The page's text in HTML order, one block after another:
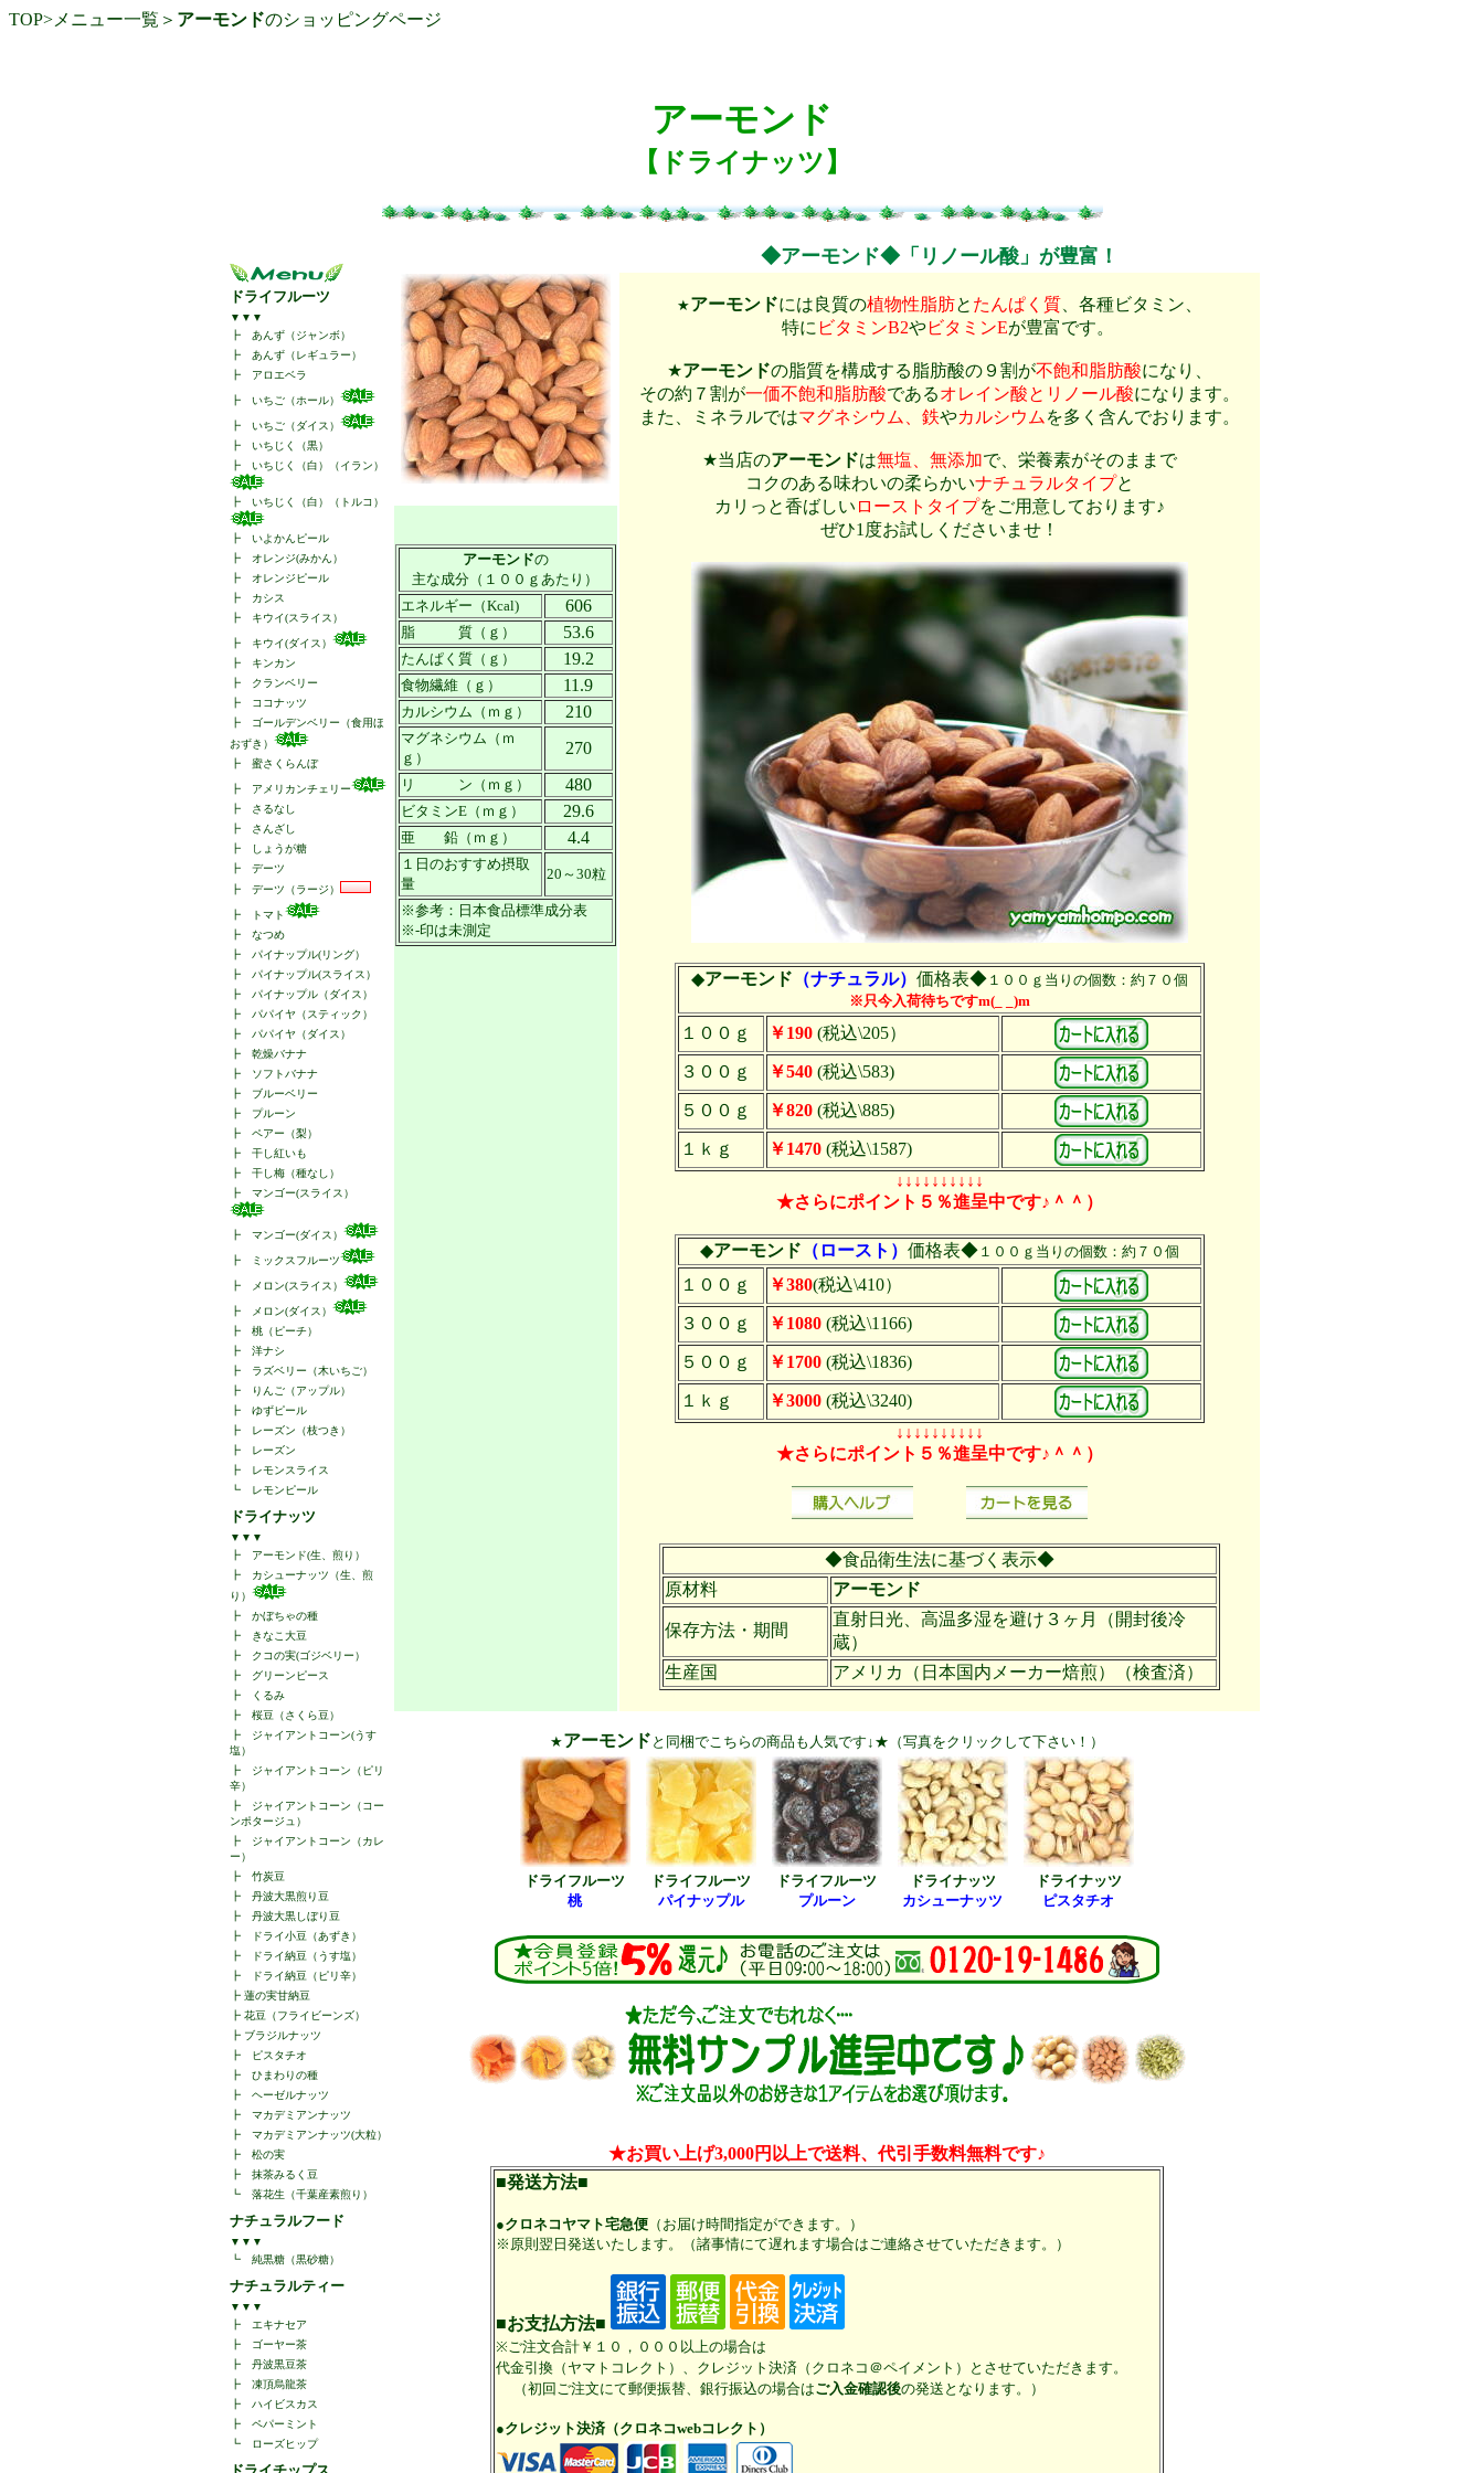
TOP> メニュー一覧 ＞ アーモンドのショッピングページ
アーモンド
【ドライナッツ】
ドライフルーツ
▼▼▼
┣
あんず（ジャンボ）
┣
あんず（レギュラー）
┣
アロエベラ
┣ いちご（ホール）
┣ いちご（ダイス）
┣ いちじく（黒）
┣ いちじく（白）（イラン）
┣ いちじく（白）（トルコ）
┣ いよかんピール
┣
オレンジ(みかん）
┣
オレンジピール
┣
カシス
┣
キウイ(スライス）
┣
キウイ(ダイス）
┣
キンカン
┣
クランベリー
┣
ココナッツ
┣
ゴールデンベリー（食用ほ
おずき）
┣ 蜜さくらんぼ
┣
アメリカンチェリー
┣
さるなし
┣
さんざし
┣
しょうが糖
┣ デーツ
┣ デーツ（ラージ）
┣
トマト
┣ なつめ
┣
パイナップル(リング）
┣
パイナップル(スライス）
┣
パイナップル（ダイス）
┣
パパイヤ（スティック）
┣
パパイヤ（ダイス）
┣ 乾燥バナナ
┣
ソフトバナナ
┣
ブルーベリー
┣
プルーン
┣ ペアー（梨）
┣ 干し紅いも
┣ 干し梅（種なし）
┣ マンゴー(スライス）
┣ マンゴー(ダイス）
┣ ミックスフルーツ
┣ メロン(スライス）
┣
メロン(ダイス）
┣ 桃（ピーチ）
┣ 洋ナシ
┣
ラズベリー（木いちご）
┣
りんご（アップル）
┣ ゆずピール
┣
レーズン（枝つき）
┣
レーズン
┣
レモンスライス
┗
レモンピール
ドライナッツ
▼▼▼
┣
アーモンド(生、煎り）
┣
カシューナッツ（生、煎
り）
┣ かぼちゃの種
┣
きなこ大豆
┣
クコの実(ゴジベリー）
┣
グリーンピース
┣
くるみ
┣ 桜豆（さくら豆）
┣
ジャイアントコーン(うす
塩）
┣
ジャイアントコーン（ピリ
辛）
┣
ジャイアントコーン（コー
ンポタージュ）
┣
ジャイアントコーン（カレ
ー）
┣ 竹炭豆
┣ 丹波大黒煎り豆
┣ 丹波大黒しぼり豆
┣
ドライ小豆（あずき）
┣
ドライ納豆（うす塩）
┣
ドライ納豆（ピリ辛）
┣ 蓮の実甘納豆
┣ 花豆（フライビーンズ）
┣ ブラジルナッツ
┣
ピスタチオ
┣ ひまわりの種
┣ ヘーゼルナッツ
┣ マカデミアンナッツ
┣ マカデミアンナッツ(大粒）
┣ 松の実
┣ 抹茶みるく豆
┗ 落花生（千葉産素煎り）
ナチュラルフード
▼▼▼
┗ 純黒糖（黒砂糖）
ナチュラルティー
▼▼▼
┣
エキナセア
┣
ゴーヤー茶
┣ 丹波黒豆茶
┣ 凍頂烏龍茶
┣ ハイビスカス
┣ ペパーミント
┗
ローズヒップ
◆アーモンド◆「リノール酸」が豊富！
★アーモンドには良質の植物性脂肪と たんぱく質、各種ビタミン、
特に ビタミンB2やビタミンEが豊富です。
★アーモンドの脂質を構成する 脂肪酸の９割が不飽和脂肪酸になり、
その約７割が一価不飽和脂肪酸であるオレイン酸とリノール酸になります。
また、ミネラルではマグネシウム、鉄やカルシウム を多く含んでおります。
★当店のアーモンドは無塩、無添加で、栄養素がそのままで
コクのある味わいの柔らかいナチュラルタイプと
カリっと香ばしい ローストタイプをご用意しております♪
ぜひ1度お試しくださいませ！
◆アーモンド （ナチュラル） 価格表◆１００ｇ当りの個数：約７０個
※只今入荷待ちですm(_ _)m
１００ｇ ￥190 (税込\205）
３００ｇ ￥540 (税込\583)
５００ｇ ￥820 (税込\885)
１ｋｇ ￥1470 (税込\1587)
↓↓↓↓↓↓↓↓↓↓
★さらにポイント５％進呈中です♪＾＾）
◆アーモンド （ロースト） 価格表◆１００ｇ当りの個数：約７０個
１００ｇ ￥380(税込\410）
３００ｇ ￥1080 (税込\1166)
５００ｇ ￥1700 (税込\1836)
１ｋｇ ￥3000 (税込\3240)
↓↓↓↓↓↓↓↓↓↓
★さらにポイント５％進呈中です♪＾＾）
◆食品衛生法に基づく表示◆
原材料
アーモンド
保存方法・期間
直射日光、高温多湿を避け３ヶ月（開封後冷
蔵）
生産国
アメリカ（日本国内メーカー焙煎）（検査済）
アーモンドの
主な成分（１００ｇあたり）
エネルギー（Kcal)
606
脂 質（ｇ） 53.6
たんぱく質（ｇ） 19.2
食物繊維（ｇ） 11.9
カルシウム（ｍｇ） 210
マグネシウム（ｍ
ｇ）
270
リ ン（ｍｇ） 480
ビタミンE（ｍｇ） 29.6
亜 鉛（ｍｇ） 4.4
１日のおすすめ摂取
量
20～30粒
※参考：日本食品標準成分表
※-印は未測定
★アーモンド と同梱でこちらの商品も人気です↓★（写真をクリックして下さい！）
ドライフルーツ
桃
ドライフルーツ
パイナップル
ドライフルーツ
プルーン
ドライナッツ
カシューナッツ
ドライナッツ
ピスタチオ
★お買い上げ3,000円以上で送料、代引手数料無料です♪
■発送方法■
●クロネコヤマト宅急便（お届け時間指定ができます。）
※原則翌日発送いたします。（諸事情にて遅れます場合はご連絡させていただきます。）
■お支払方法■
※ご注文合計￥１０，０００以上の場合は
代金引換（ヤマトコレクト）、クレジット決済（クロネコ＠ペイメント）とさせていただきます。
（初回ご注文にて郵便振替、銀行振込の場合はご入金確認後の発送となります。）
●クレジット決済（クロネコwebコレクト）